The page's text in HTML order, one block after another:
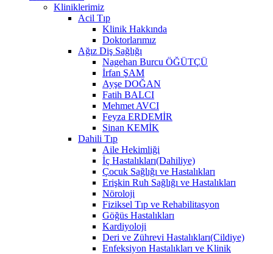
Kliniklerimiz
Acil Tıp
Klinik Hakkında
Doktorlarımız
Ağız Diş Sağlığı
Nagehan Burcu ÖĞÜTÇÜ
İrfan ŞAM
Ayşe DOĞAN
Fatih BALCI
Mehmet AVCI
Feyza ERDEMİR
Sinan KEMİK
Dahili Tıp
Aile Hekimliği
İç Hastalıkları(Dahiliye)
Çocuk Sağlığı ve Hastalıkları
Erişkin Ruh Sağlığı ve Hastalıkları
Nöroloji
Fiziksel Tıp ve Rehabilitasyon
Göğüs Hastalıkları
Kardiyoloji
Deri ve Zührevi Hastalıkları(Cildiye)
Enfeksiyon Hastalıkları ve Klinik